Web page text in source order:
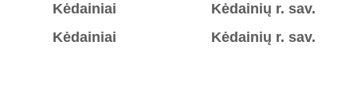
Kėdainiai
Kėdainių r. sav.
Kėdainiai
Kėdainių r. sav.